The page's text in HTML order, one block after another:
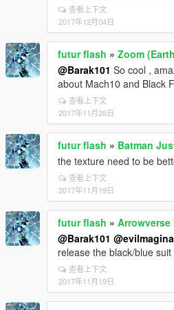
查看上下文
2017年12月04日
futur flash » Zoom
@Barak101 So cool ,
about Mach10 and Black
查看上下文
2017年11月26日
futur flash » Batman
the texture need to be
查看上下文
2017年11月19日
futur flash » Arrowverse
@Barak101
release the black/blue
查看上下文
2017年11月19日